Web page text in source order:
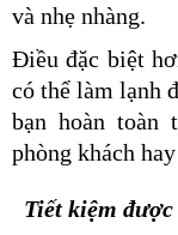
và nhẹ nhàng.
Điều đặc biệt
có thể làm lạnh
bạn hoàn toàn
phòng khách
Tiết kiệm